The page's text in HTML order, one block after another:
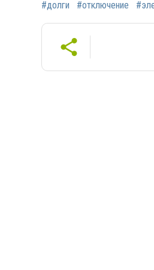
#долги #отключение